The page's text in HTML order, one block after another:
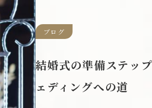
少人数ウェディング
ブログ
結婚式の準備ステッ
ェディングへの道